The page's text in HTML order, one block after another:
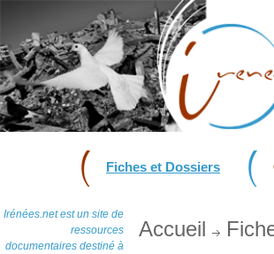
Fiches et Dossiers
Irénées.net est un site de
ressources
documentaires destiné à
Accueil